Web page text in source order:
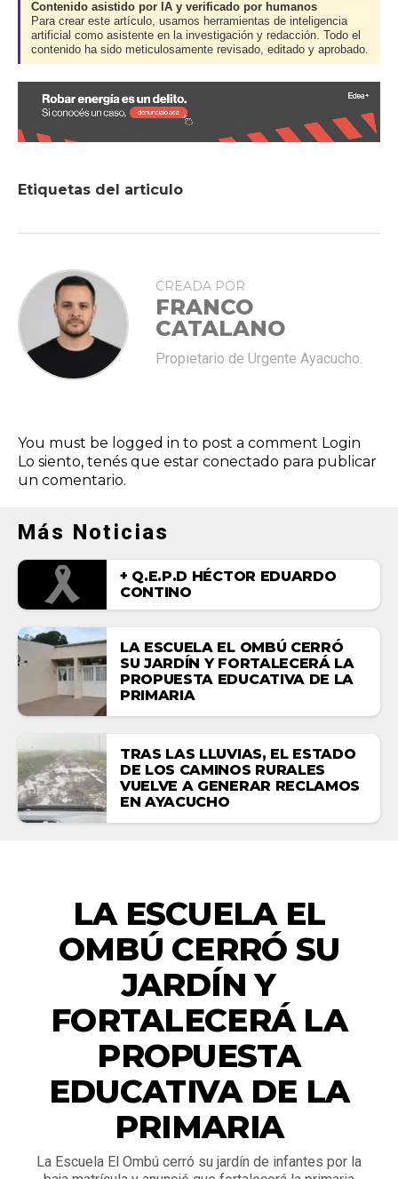
Contenido asistido por IA y verificado por humanos
Para crear este artículo, usamos herramientas de inteligencia
artificial como asistente en la investigación y redacción. Todo el
contenido ha sido meticulosamente revisado, editado y aprobado.
Etiquetas del articulo
CREADA POR
FRANCO
CATALANO
Propietario de Urgente Ayacucho.
You must be logged in to post a comment Login
Lo siento, tenés que estar conectado para publicar
un comentario.
Más Noticias
+ Q.E.P.D HÉCTOR EDUARDO
CONTINO
LA ESCUELA EL OMBÚ CERRÓ
SU JARDÍN Y FORTALECERÁ LA
PROPUESTA EDUCATIVA DE LA
PRIMARIA
TRAS LAS LLUVIAS, EL ESTADO
DE LOS CAMINOS RURALES
VUELVE A GENERAR RECLAMOS
EN AYACUCHO
LA ESCUELA EL
OMBÚ CERRÓ SU
JARDÍN Y
FORTALECERÁ LA
PROPUESTA
EDUCATIVA DE LA
PRIMARIA
La Escuela El Ombú cerró su jardín de infantes por la